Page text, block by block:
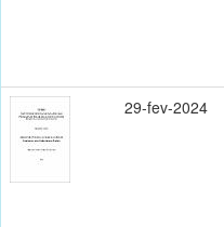
29-fev-2024